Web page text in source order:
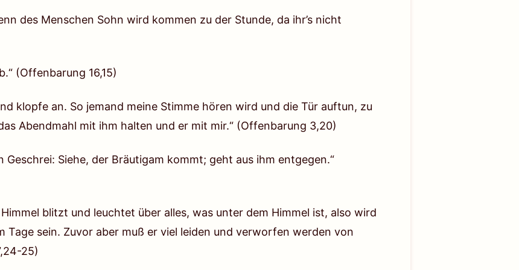
deshalb ausgesprochen werden, weil Er eine beispiellose Katastrophe in
hat, eine, die unerträglich für das Fleisch und die Seele des Menschen sein
Bestrafung des Fleisches, sondern auch der Seele. Du musst Folgendes
entfesseln? Dies wird mit nichts, was bisher von irgendeiner Schöpfung
sein. Und so sage Ich, diese Katastrophe ist ohnegleichen und wird niemals
niemand die gütige Absicht und die glühende Erwartung Gottes für die
weltweit sind die Länder in Aufruhr. Es herrscht politisches Chaos, überall
und Dürren auf. In der Welt des Menschen herrschen Katastrophen – auch der
des Menschen Sohn wird kommen zu der Stunde, da ihr’s nicht
(Offenbarung 16,15)
klopfe an. So jemand meine Stimme hören wird und die Tür auftun, zu
Abendmahl mit ihm halten und er mit mir.“ (Offenbarung 3,20)
Siehe, der Bräutigam kommt; geht aus ihm entgegen.“
blitzt und leuchtet über alles, was unter dem Himmel ist, also wird
Tage sein. Zuvor aber muß er viel leiden und verworfen werden von
25)